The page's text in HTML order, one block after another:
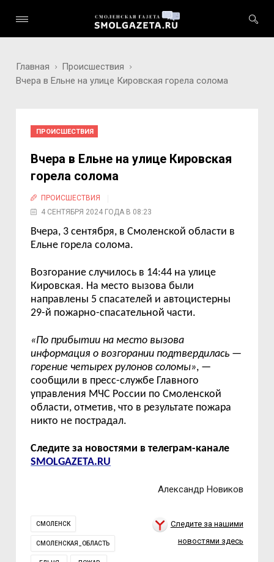
Главная
Происшествия
Вчера в Ельне на улице Кировская горела солома
ПРОИСШЕСТВИЯ
Вчера в Ельне на улице Кировская
горела солома
ПРОИСШЕСТВИЯ
4 СЕНТЯБРЯ 2024 ГОДА В 08:23
Вчера, 3 сентября, в Смоленской области в
Ельне горела солома.
Возгорание случилось в 14:44 на улице
Кировская. На место вызова были
направлены 5 спасателей и автоцистерны
29-й пожарно-спасательной части.
«По прибытии на место вызова
информация о возгорании подтвердилась —
горение четырех рулонов соломы», —
сообщили в пресс-службе Главного
управления МЧС России по Смоленской
области, отметив, что в результате пожара
никто не пострадал.
Следите за новостями в телеграм-канале
SMOLGAZETA.RU
Александр Новиков
СМОЛЕНСК
СМОЛЕНСКАЯ_ОБЛАСТЬ
Следите за нашими
новостями здесь